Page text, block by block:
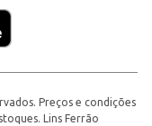
Preços e condições
Lins Ferrão